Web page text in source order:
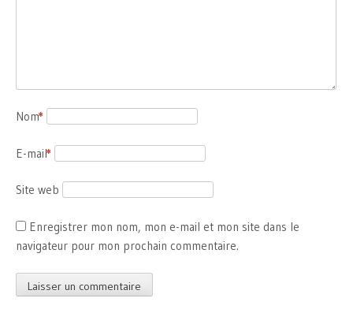
Nom
*
E-mail
*
Site web
Enregistrer mon nom, mon e-mail et mon site dans le
navigateur pour mon prochain commentaire.